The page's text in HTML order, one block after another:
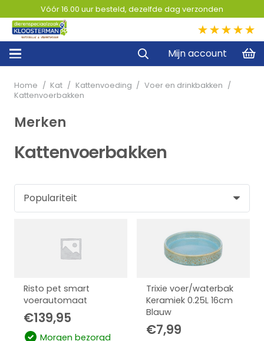
Vóór 16.00 uur besteld, dezelfde dag verzonden
Mijn account
Home / Kat / Kattenvoeding / Voer en drinkbakken /
Kattenvoerbakken
Kattenvoerbakken
Risto pet smart
voerautomaat
€139,95
Morgen bezorgd
Trixie voer/waterbak
Keramiek 0.25L 16cm
Blauw
€7,99
Merken